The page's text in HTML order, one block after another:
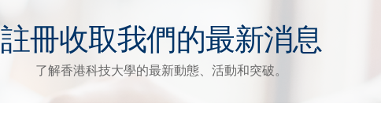
註冊收取我們的最新消息
了解香港科技大學的最新動態、活動和突破。